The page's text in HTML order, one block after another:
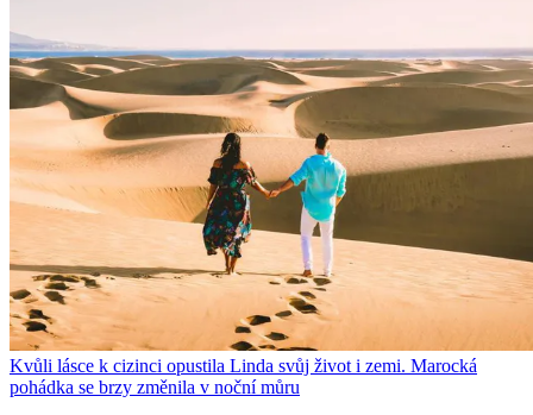
Kvůli lásce k cizinci opustila Linda svůj život i zemi. Marocká
pohádka se brzy změnila v noční můru